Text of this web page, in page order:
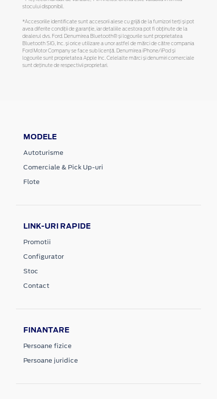
stocului disponibil.
*Accesoriile identificate sunt accesorii alese cu grijă de la furnizori terți și pot
avea diferite condiții de garanție, iar detaliile acestora pot fi obținute de la
dealerul dvs. Ford. Denumirea Bluetooth® și logourile sunt proprietatea
Bluetooth SIG, Inc. și orice utilizare a unor astfel de mărci de către compania
Ford Motor Company se face sub licență. Denumirea iPhone/iPod și
logourile sunt proprietatea Apple Inc. Celelalte mărci și denumiri comerciale
sunt deținute de respectivii proprietari.
MODELE
Autoturisme
Comerciale & Pick Up-uri
Flote
LINK-URI RAPIDE
Promotii
Configurator
Stoc
Contact
FINANTARE
Persoane fizice
Persoane juridice